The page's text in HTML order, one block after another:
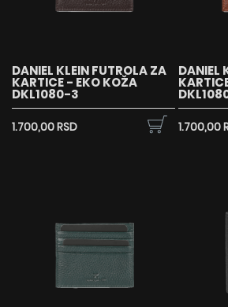
DANIEL KLEIN FUTROLA ZA
KARTICE - EKO KOŽA
DKL1080-3
1.700,00 RSD
DANIEL
1.700,00